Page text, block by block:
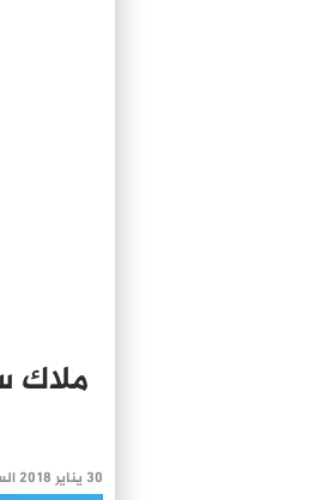
ملاك
30 يناير 2018 الساعة 11 و 38 دقيقة